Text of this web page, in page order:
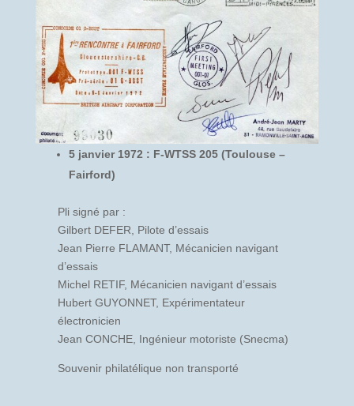
5 janvier 1972 : F-WTSS 205 (Toulouse –
Fairford)
Pli signé par :
Gilbert DEFER, Pilote d’essais
Jean Pierre FLAMANT, Mécanicien navigant
d’essais
Michel RETIF, Mécanicien navigant d’essais
Hubert GUYONNET, Expérimentateur
électronicien
Jean CONCHE, Ingénieur motoriste (Snecma)
Souvenir philatélique non transporté